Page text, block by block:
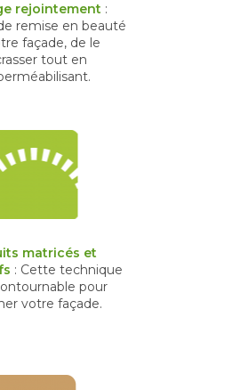
rejointement :
remise en beauté
façade, de le
tout en
matricés et
: Cette technique
pour
votre façade.